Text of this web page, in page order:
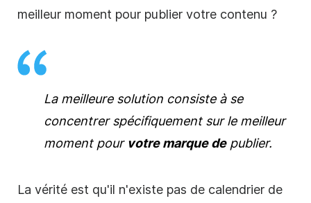
meilleur moment pour publier votre contenu ?
La meilleure solution consiste à se
concentrer spécifiquement sur le meilleur
moment pour votre marque depublier.
La vérité est qu'il n'existe pas de calendrier de